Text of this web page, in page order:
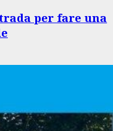
per fare una